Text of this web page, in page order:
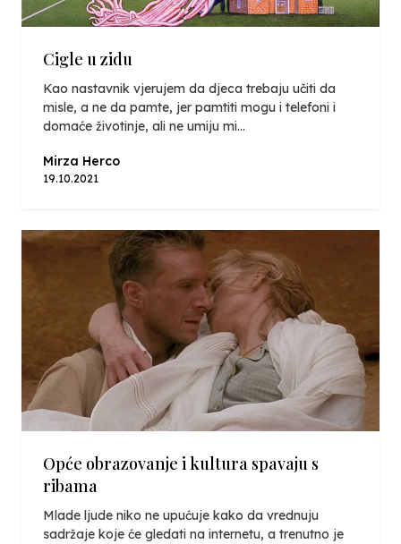
Cigle u zidu
Kao nastavnik vjerujem da djeca trebaju učiti da
misle, a ne da pamte, jer pamtiti mogu i telefoni i
domaće životinje, ali ne umiju mi...
Mirza Herco
19.10.2021
Opće obrazovanje i kultura spavaju s
ribama
Mlade ljude niko ne upućuje kako da vrednuju
sadržaje koje će gledati na internetu, a trenutno je